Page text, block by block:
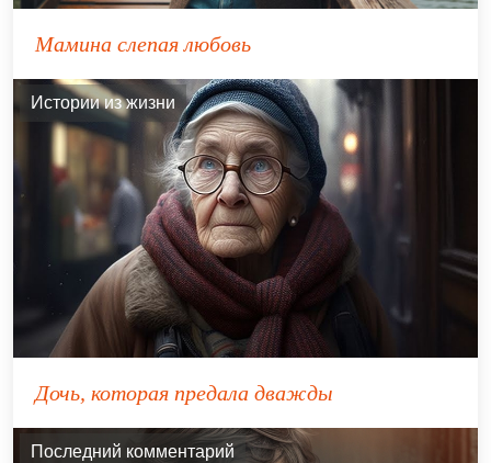
Мамина слепая любовь
Истории из жизни
Дочь, которая предала дважды
Последний комментарий